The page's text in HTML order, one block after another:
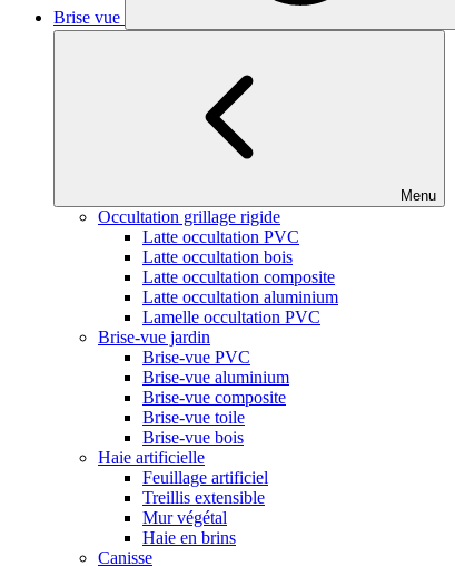
Brise vue
Menu
Occultation grillage rigide
Latte occultation PVC
Latte occultation bois
Latte occultation composite
Latte occultation aluminium
Lamelle occultation PVC
Brise-vue jardin
Brise-vue PVC
Brise-vue aluminium
Brise-vue composite
Brise-vue toile
Brise-vue bois
Haie artificielle
Feuillage artificiel
Treillis extensible
Mur végétal
Haie en brins
Canisse